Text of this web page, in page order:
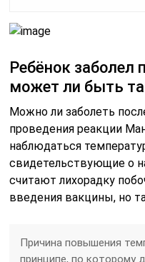
Ребёнок заболел
может ли быть
Можно ли заболеть
проведения реакции
наблюдаться
свидетельствующие о
считают лихорадку
введения вакцины, но
Причина повышения
принципе, по которому